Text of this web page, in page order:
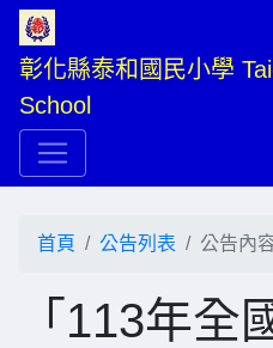
彰化縣泰和國民小學
School
首頁 公告列表 公告內
「113年全